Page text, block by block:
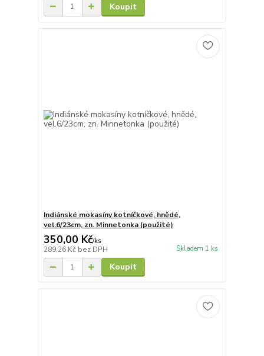
Koupit
Indiánské mokasíny kotníčkové, hnědé,
vel.6/23cm, zn. Minnetonka (použité)
350,00 Kč/ks
289,26 Kč bez DPH Skladem 1 ks
Koupit